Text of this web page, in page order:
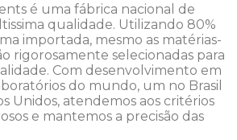
é uma fábrica nacional de
qualidade. Utilizando 80%
importada, mesmo as matérias-
rigorosamente selecionadas para
Com desenvolvimento em
do mundo, um no Brasil
Unidos, atendemos aos critérios
e mantemos a precisão das